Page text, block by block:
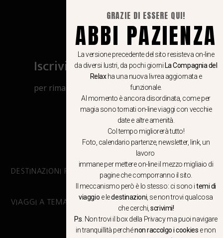
Iscriviti al canale Whatsapp
per rimanere aggiornato su viaggi, eventi
e notizie!
CLICCA QUI
DESTINAZIONI PRINCIPALI
VIAGGI A TEMA
GRAZIE DI ESSERE QUI!
ABBI PAZIENZA
La versione precedente del sito resisteva on-line
da diversi lustri, da pochi giorni La Compagnia del
Relaxha una nuova livrea aggiornata e
funzionale.
Al momento è ancora disordinata, come per
magia sono tornati on-line viaggi con vecchie
date e altre amenità.
Col tempo migliorerà tutto!
Foto, calendario partenze, newsletter, link, un
lavoro
immane per mettere on-line il mezzo migliaio di
pagine che comporranno il sito.
Il meccanismo però è lo stesso: ci sono itemi di
viaggio e ledestinazioni , se non trovi qualcosa
che cerchi,scrivimi!
P.s . Non trovi il box della Privacy ma puoi navigare
in tranquillità perchénon raccolgo i cookies e non